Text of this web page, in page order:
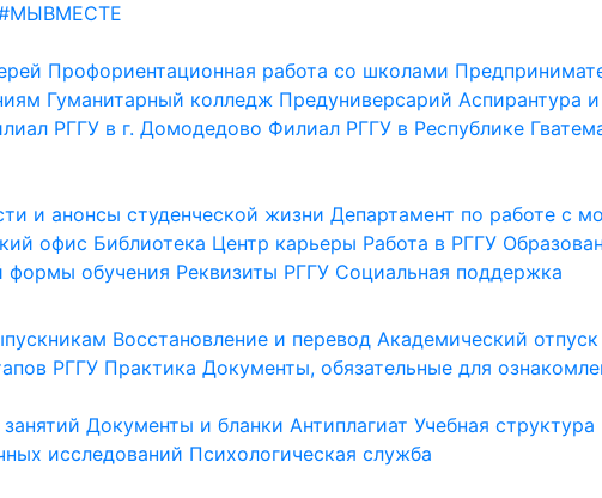
Профориентационная работа со школами
Гуманитарный колледж Предуниверсарий Аспирантура
РГГУ в г. Домодедово Филиал РГГУ в Республике
и анонсы студенческой жизни Департамент по работе с
офис Библиотека Центр карьеры Работа в РГГУ
формы обучения Реквизиты РГГУ Социальная поддержка
Восстановление и перевод Академический отпуск
РГГУ Практика Документы, обязательные для
Документы и бланки Антиплагиат Учебная структура
исследований Психологическая служба